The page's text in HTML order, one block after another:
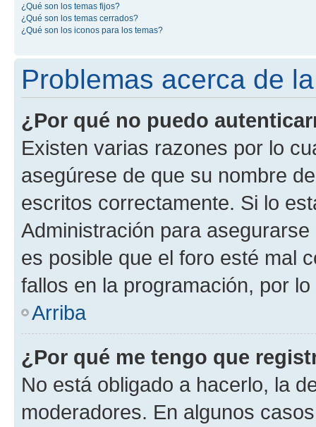
¿Qué son los temas fijos?
¿Qué son los temas cerrados?
¿Qué son los iconos para los temas?
Problemas acerca de
¿Por qué no puedo
Existen varias razones por lo
asegúrese de que su nombre
escritos correctamente. Si lo
Administración para
es posible que el foro esté mal
fallos en la programación, por
Arriba
¿Por qué me tengo que
No está obligado a hacerlo, la
moderadores. En algunos